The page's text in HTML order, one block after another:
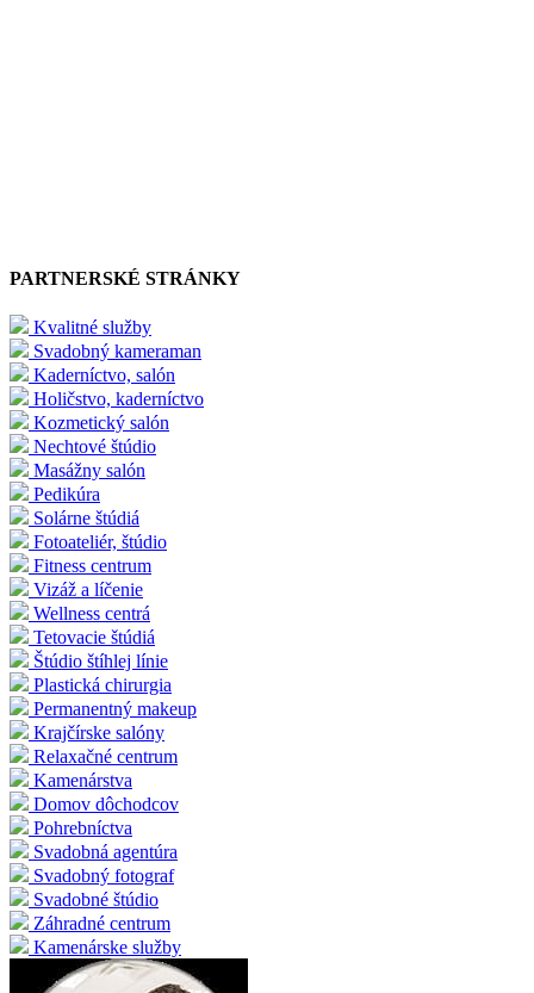
PARTNERSKÉ STRÁNKY
Kvalitné služby
Svadobný kameraman
Kaderníctvo, salón
Holičstvo, kaderníctvo
Kozmetický salón
Nechtové štúdio
Masážny salón
Pedikúra
Solárne štúdiá
Fotoateliér, štúdio
Fitness centrum
Vizáž a líčenie
Wellness centrá
Tetovacie štúdiá
Štúdio štíhlej línie
Plastická chirurgia
Permanentný makeup
Krajčírske salóny
Relaxačné centrum
Kamenárstva
Domov dôchodcov
Pohrebníctva
Svadobná agentúra
Svadobný fotograf
Svadobné štúdio
Záhradné centrum
Kamenárske služby